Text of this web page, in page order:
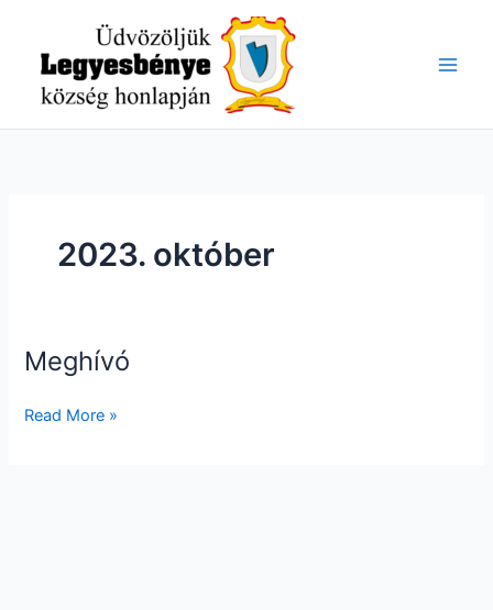
content
2023. október
Meghívó
Meghívó
Read More »